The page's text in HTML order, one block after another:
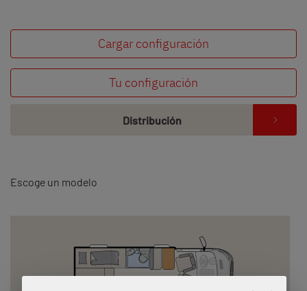
Cargar configuración
Tu configuración
Distribución
Escoge un modelo